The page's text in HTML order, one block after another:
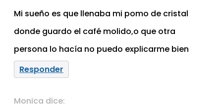
Mi sueño es que llenaba mi pomo de cristal
donde guardo el café molido,o que otra
persona lo hacía no puedo explicarme bien
Responder
Monica dice: